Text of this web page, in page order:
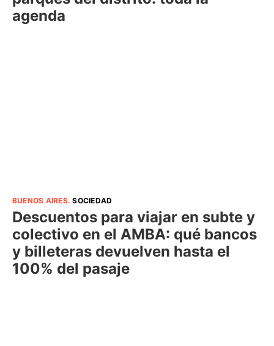
agenda
BUENOS AIRES.SOCIEDAD
Descuentos para viajar en subte y
colectivo en el AMBA: qué bancos
y billeteras devuelven hasta el
100% del pasaje